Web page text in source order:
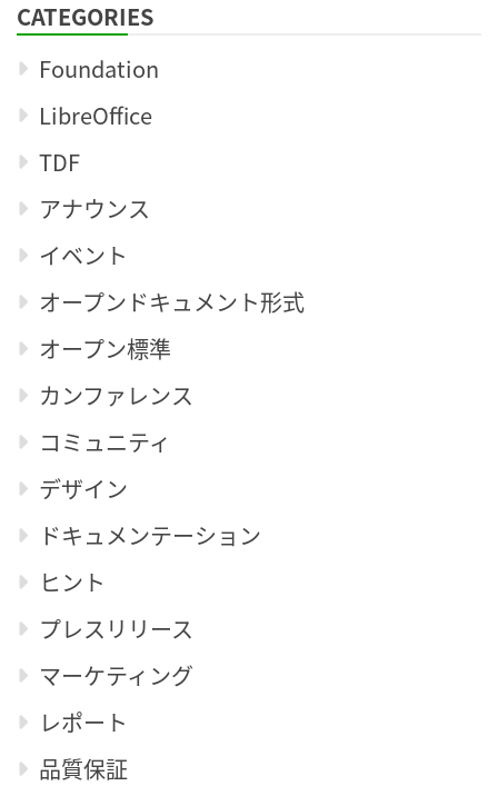
CATEGORIES
Foundation
LibreOffice
TDF
アナウンス
イベント
オープンドキュメント形式
オープン標準
カンファレンス
コミュニティ
デザイン
ドキュメンテーション
ヒント
プレスリリース
マーケティング
レポート
品質保証